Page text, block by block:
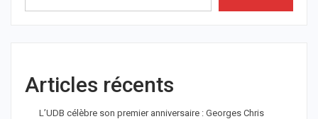
Articles récents
L’UDB célèbre son premier anniversaire : Georges Chris